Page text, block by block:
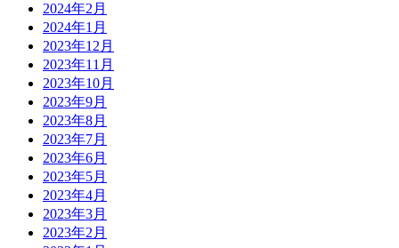
2024年2月
2024年1月
2023年12月
2023年11月
2023年10月
2023年9月
2023年8月
2023年7月
2023年6月
2023年5月
2023年4月
2023年3月
2023年2月